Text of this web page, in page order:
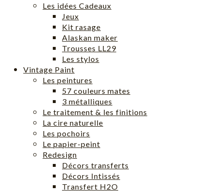
Les idées Cadeaux
Jeux
Kit rasage
Alaskan maker
Trousses LL29
Les stylos
Vintage Paint
Les peintures
57 couleurs mates
3 métalliques
Le traitement & les finitions
La cire naturelle
Les pochoirs
Le papier-peint
Redesign
Décors transferts
Décors Intissés
Transfert H2O